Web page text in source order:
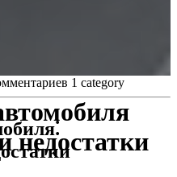
недостатки
1 category